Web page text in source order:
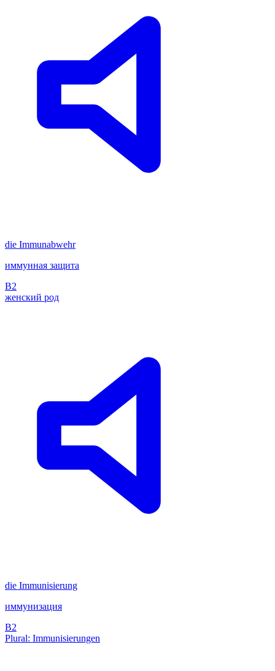
die Immunabwehr
иммунная защита
B2
женский род
die Immunisierung
иммунизация
B2
Plural: Immunisierungen